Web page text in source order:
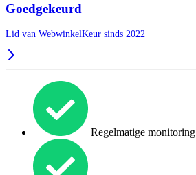
Goedgekeurd
Lid van WebwinkelKeur sinds 2022
Regelmatige monitoring